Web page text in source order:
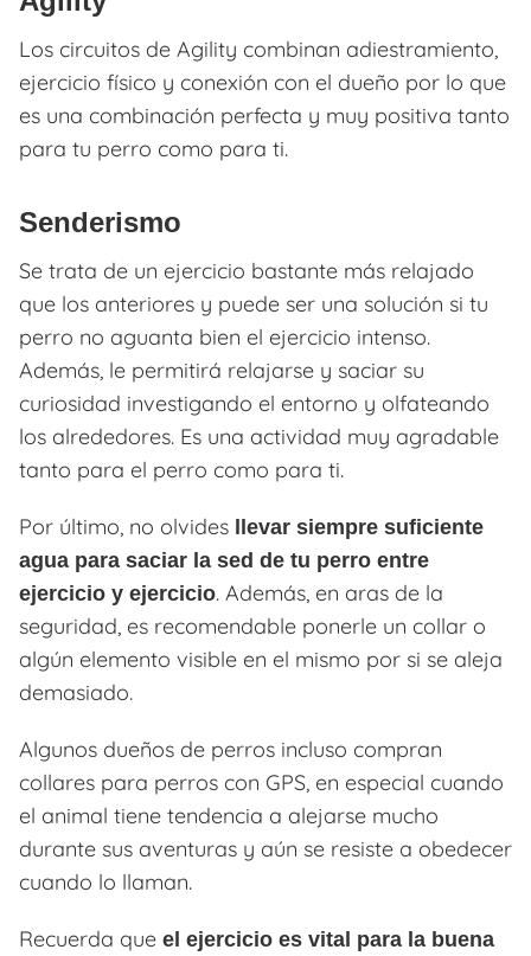
Los circuitos de Agility combinan adiestramiento,
ejercicio físico y conexión con el dueño por lo que
es una combinación perfecta y muy positiva tanto
para tu perro como para ti.
Senderismo
Se trata de un ejercicio bastante más relajado
que los anteriores y puede ser una solución si tu
perro no aguanta bien el ejercicio intenso.
Además, le permitirá relajarse y saciar su
curiosidad investigando el entorno y olfateando
los alrededores. Es una actividad muy agradable
tanto para el perro como para ti.
Por último, no olvides llevar siempre suficiente
agua para saciar la sed de tu perro entre
ejercicio y ejercicio. Además, en aras de la
seguridad, es recomendable ponerle un collar o
algún elemento visible en el mismo por si se aleja
demasiado.
Algunos dueños de perros incluso compran
collares para perros con GPS, en especial cuando
el animal tiene tendencia a alejarse mucho
durante sus aventuras y aún se resiste a obedecer
cuando lo llaman.
Recuerda que el ejercicio es vital para la buena